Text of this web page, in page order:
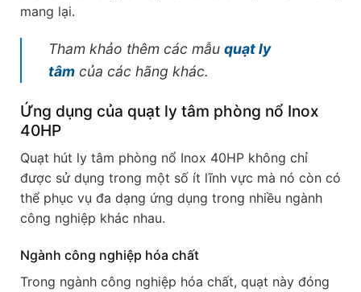
mang lại.
Tham khảo thêm các mẫu quạt ly
tâm của các hãng khác.
Ứng dụng của quạt ly tâm phòng nổ Inox
40HP
Quạt hút ly tâm phòng nổ Inox 40HP không chỉ
được sử dụng trong một số ít lĩnh vực mà nó còn có
thể phục vụ đa dạng ứng dụng trong nhiều ngành
công nghiệp khác nhau.
Ngành công nghiệp hóa chất
Trong ngành công nghiệp hóa chất, quạt này đóng